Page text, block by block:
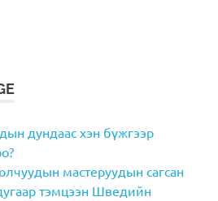
дундаас хэн бүжгээр
мастеруудын сагсан
тэмцээн Шведийн